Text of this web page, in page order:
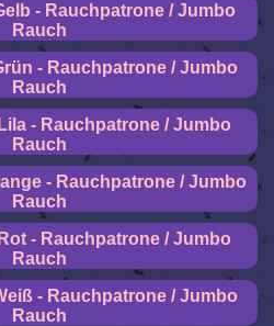
- Rauchpatrone / Jumbo
Rauch
- Rauchpatrone / Jumbo
Rauch
- Rauchpatrone / Jumbo
Rauch
- Rauchpatrone / Jumbo
Rauch
- Rauchpatrone / Jumbo
Rauch
- Rauchpatrone / Jumbo
Rauch